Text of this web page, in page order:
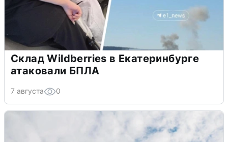
Склад Wildberries в Екатеринбурге
атаковали БПЛА
7 августа 0